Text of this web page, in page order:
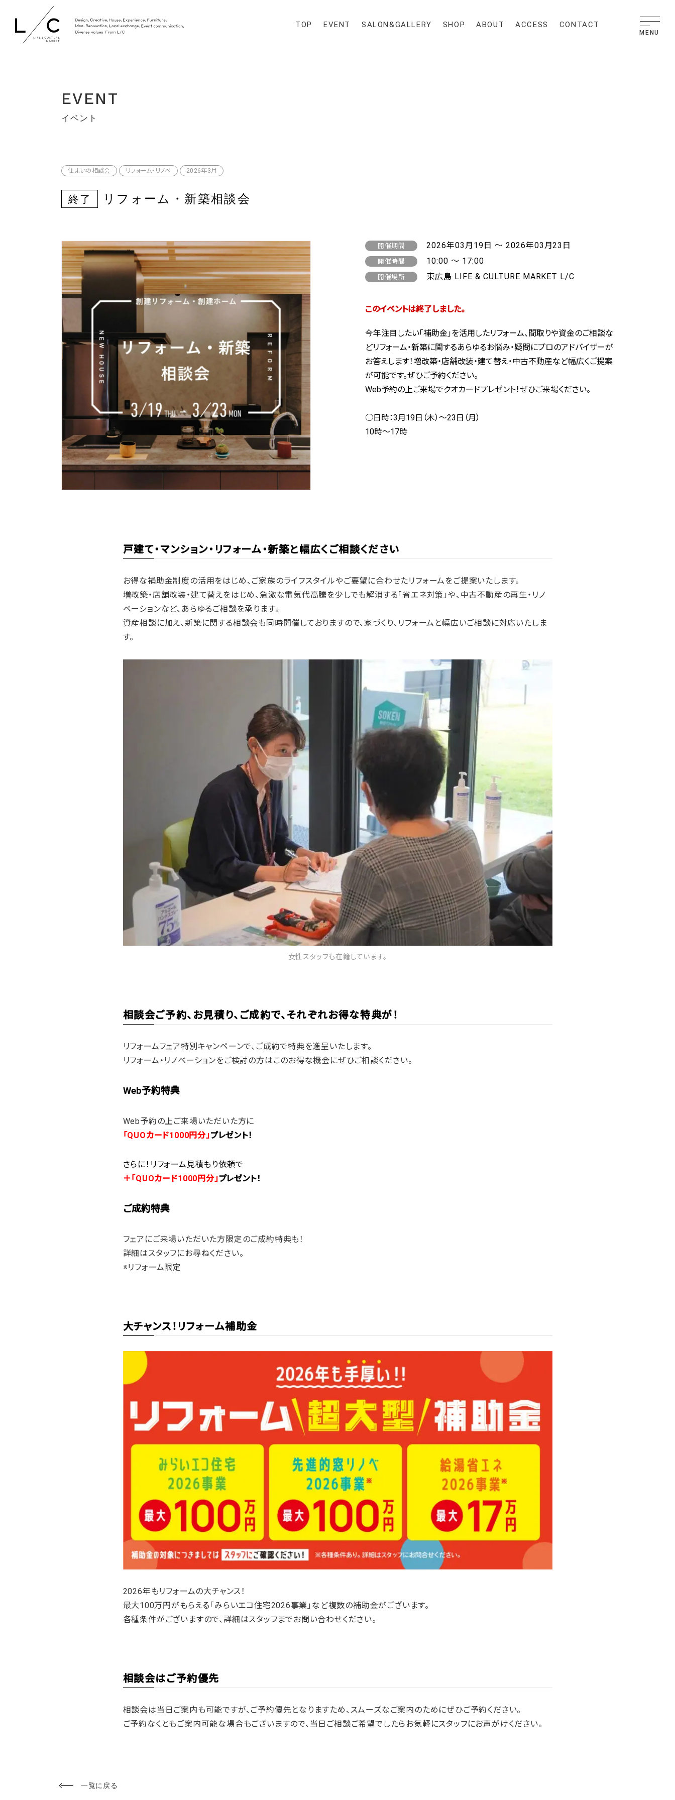
TOP EVENT SALON&GALLERY SHOP ABOUT ACCESS CONTACT
MENU
EVENT
イベント
住まいの相談会 リフォーム・リノベ 2026年3月
終了 リフォーム・新築相談会
開催期間 2026年03月19日 ～ 2026年03月23日
開催時間 10:00 ～ 17:00
開催場所 東広島 LIFE & CULTURE MARKET L/C
このイベントは終了しました。
今年注目したい「補助金」を活用したリフォーム、間取りや資金のご相談な
どリフォーム・新築に関するあらゆるお悩み・疑問にプロのアドバイザーが
お答えします！増改築・店舗改装・建て替え・中古不動産など幅広くご提案
が可能です。ぜひご予約ください。
Web予約の上ご来場でクオカードプレゼント！ぜひご来場ください。
○日時：3月19日（木）～23日（月）
10時～17時
戸建て・マンション・リフォーム・新築と幅広くご相談ください
お得な補助金制度の活用をはじめ、ご家族のライフスタイルやご要望に合わせたリフォームをご提案いたします。
増改築・店舗改装・建て替えをはじめ、急激な電気代高騰を少しでも解消する「省エネ対策」や、中古不動産の再生・リノ
ベーションなど、あらゆるご相談を承ります。
資産相談に加え、新築に関する相談会も同時開催しておりますので、家づくり、リフォームと幅広いご相談に対応いたしま
す。
女性スタッフも在籍しています。
相談会ご予約、お見積り、ご成約で、それぞれお得な特典が！
リフォームフェア特別キャンペーンで、ご成約で特典を進呈いたします。
リフォーム・リノベーションをご検討の方はこのお得な機会にぜひご相談ください。
Web予約特典
Web予約の上ご来場いただいた方に
「QUOカード1000円分」プレゼント！
さらに！リフォーム見積もり依頼で
＋「QUOカード1000円分」プレゼント！
ご成約特典
フェアにご来場いただいた方限定のご成約特典も！
詳細はスタッフにお尋ねください。
※リフォーム限定
大チャンス！リフォーム補助金
2026年もリフォームの大チャンス！
最大100万円がもらえる「みらいエコ住宅2026事業」など複数の補助金がございます。
各種条件がございますので、詳細はスタッフまでお問い合わせください。
相談会はご予約優先
相談会は当日ご案内も可能ですが、ご予約優先となりますため、スムーズなご案内のためにぜひご予約ください。
ご予約なくともご案内可能な場合もございますので、当日ご相談ご希望でしたらお気軽にスタッフにお声がけください。
一覧に戻る